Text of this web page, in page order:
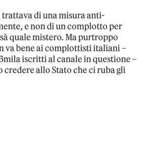
trattava di una misura anti-
e non di un complotto per
quale mistero. Ma purtroppo
va bene ai complottisti italiani –
iscritti al canale in questione –
credere allo Stato che ci ruba gli